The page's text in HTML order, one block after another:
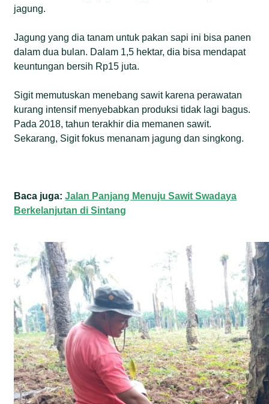
jagung.
Jagung yang dia tanam untuk pakan sapi ini bisa panen
dalam dua bulan. Dalam 1,5 hektar, dia bisa mendapat
keuntungan bersih Rp15 juta.
Sigit memutuskan menebang sawit karena perawatan
kurang intensif menyebabkan produksi tidak lagi bagus.
Pada 2018, tahun terakhir dia memanen sawit.
Sekarang, Sigit fokus menanam jagung dan singkong.
Baca juga:Jalan Panjang Menuju Sawit Swadaya
Berkelanjutan di Sintang